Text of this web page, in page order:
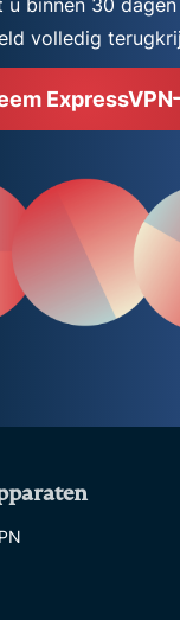
u binnen 30
volledig
ExpressVPN